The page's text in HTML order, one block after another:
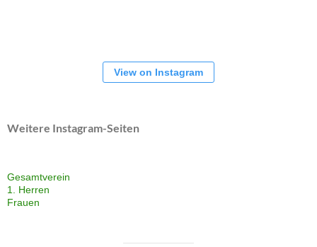
View on Instagram
Weitere Instagram-Seiten
Gesamtverein
1. Herren
Frauen